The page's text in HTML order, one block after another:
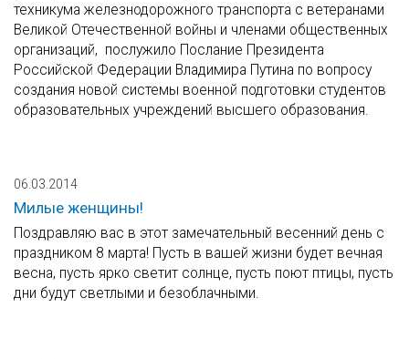
техникума железнодорожного транспорта с ветеранами
Великой Отечественной войны и членами общественных
организаций, послужило Послание Президента
Российской Федерации Владимира Путина по вопросу
создания новой системы военной подготовки студентов
образовательных учреждений высшего образования.
06.03.2014
Милые женщины!
Поздравляю вас в этот замечательный весенний день с
праздником 8 марта! Пусть в вашей жизни будет вечная
весна, пусть ярко светит солнце, пусть поют птицы, пусть
дни будут светлыми и безоблачными.